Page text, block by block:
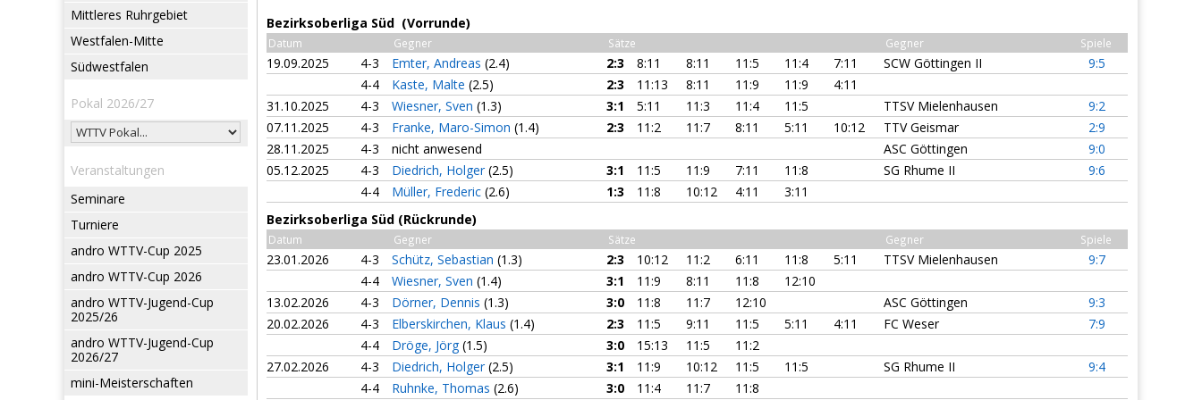
Mittleres Ruhrgebiet
Westfalen-Mitte
Südwestfalen
Pokal 2026/27
Veranstaltungen
Seminare
Turniere
andro WTTV-Cup 2025
andro WTTV-Cup 2026
andro WTTV-Jugend-Cup
2025/26
andro WTTV-Jugend-Cup
2026/27
mini-Meisterschaften
Bezirksoberliga Süd (Vorrunde)
Datum Gegner Sätze Gegner Spiele
19.09.2025 4-3 Emter, Andreas (2.4) 2:3 8:11 8:11 11:5 11:4 7:11 SCW Göttingen II
9:5
4-4
Kaste, Malte (2.5) 2:3 11:13 8:11 11:9 11:9
4:11
31.10.2025
4-3 Wiesner, Sven (1.3) 3:1 5:11 11:3 11:4 11:5 TTSV Mielenhausen
9:2
07.11.2025
4-3 Franke, Maro-Simon (1.4) 2:3 11:2 11:7 8:11 5:11 10:12 TTV Geismar
2:9
28.11.2025
4-3 nicht anwesend ASC Göttingen
9:0
05.12.2025
4-3 Diedrich, Holger (2.5) 3:1 11:5 11:9 7:11 11:8 SG Rhume II
9:6
4-4
Müller, Frederic (2.6) 1:3 11:8 10:12 4:11
3:11
Bezirksoberliga Süd (Rückrunde)
Datum Gegner Sätze Gegner Spiele
23.01.2026 4-3 Schütz, Sebastian (1.3) 2:3 10:12 11:2 6:11 11:8 5:11 TTSV Mielenhausen
9:7
4-4
Wiesner, Sven (1.4) 3:1 11:9 8:11 11:8
12:10
13.02.2026
4-3 Dörner, Dennis (1.3) 3:0 11:8 11:7 12:10 ASC Göttingen
9:3
20.02.2026
4-3 Elberskirchen, Klaus (1.4) 2:3 11:5 9:11 11:5 5:11 4:11 FC Weser
7:9
4-4
Dröge, Jörg (1.5) 3:0 15:13 11:5
11:2
27.02.2026
4-3 Diedrich, Holger (2.5) 3:1 11:9 10:12 11:5 11:5 SG Rhume II
9:4
4-4
Ruhnke, Thomas (2.6) 3:0 11:4 11:7
11:8